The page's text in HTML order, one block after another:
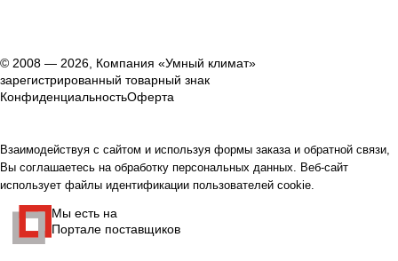
© 2008 — 2026, Компания «Умный климат»
зарегистрированный товарный знак
КонфиденциальностьОферта
Взаимодействуя с сайтом и используя формы заказа и обратной связи,
Вы соглашаетесь на обработку персональных данных. Веб-сайт
использует файлы идентификации пользователей cookie.
Мы есть на
Портале поставщиков